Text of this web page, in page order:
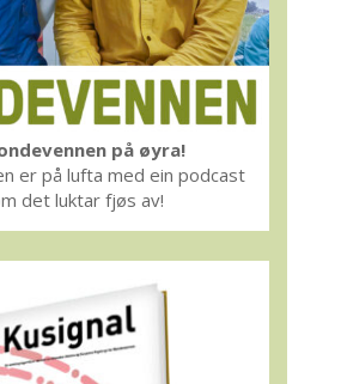
på øyra!
er på lufta med ein podcast
det luktar fjøs av!